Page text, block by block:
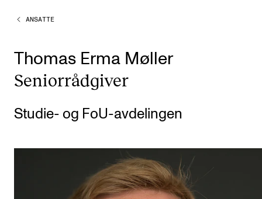
STUDIER
Bachelor
Master
Doktorgrad
Etterutdanning og kurs
ANSATTE
Thomas Erma Møller
Senior­råd­gi­ver
Studie- og FoU-avdelingen